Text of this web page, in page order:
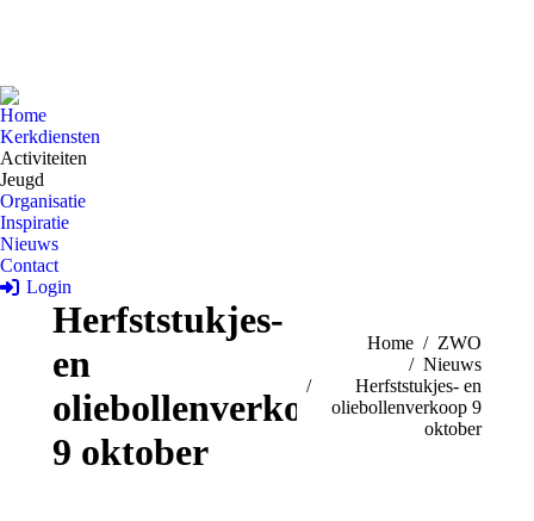
Home
Kerkdiensten
Activiteiten
Jeugd
Organisatie
Inspiratie
Nieuws
Contact
Login
Herfststukjes-
en
oliebollenverkoop
9 oktober
Je bent hier:Home
ZWO
Nieuws
Herfststukjes- en
oliebollenverkoop 9
oktober